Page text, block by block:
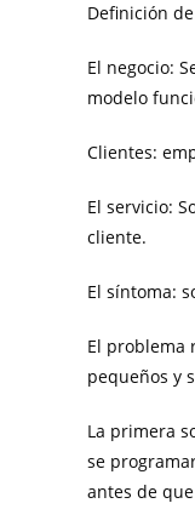
Definición
El negocio:
modelo
Clientes:
El servicio:
cliente.
El síntoma:
El problema
pequeños y
La primera
se
antes de